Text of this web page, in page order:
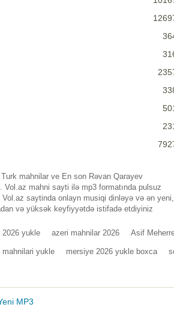
mahnilar ve En son Rəvan Qarayev
mahni sayti ilə mp3 formatında pulsuz
saytinda onlayn musiqi dinləyə və ən yeni,
və yüksək keyfiyyətdə istifadə etdiyiniz
2026 yukle azeri mahnilar 2026 Asif
yukle mersiye 2026 yukle boxca
MP3